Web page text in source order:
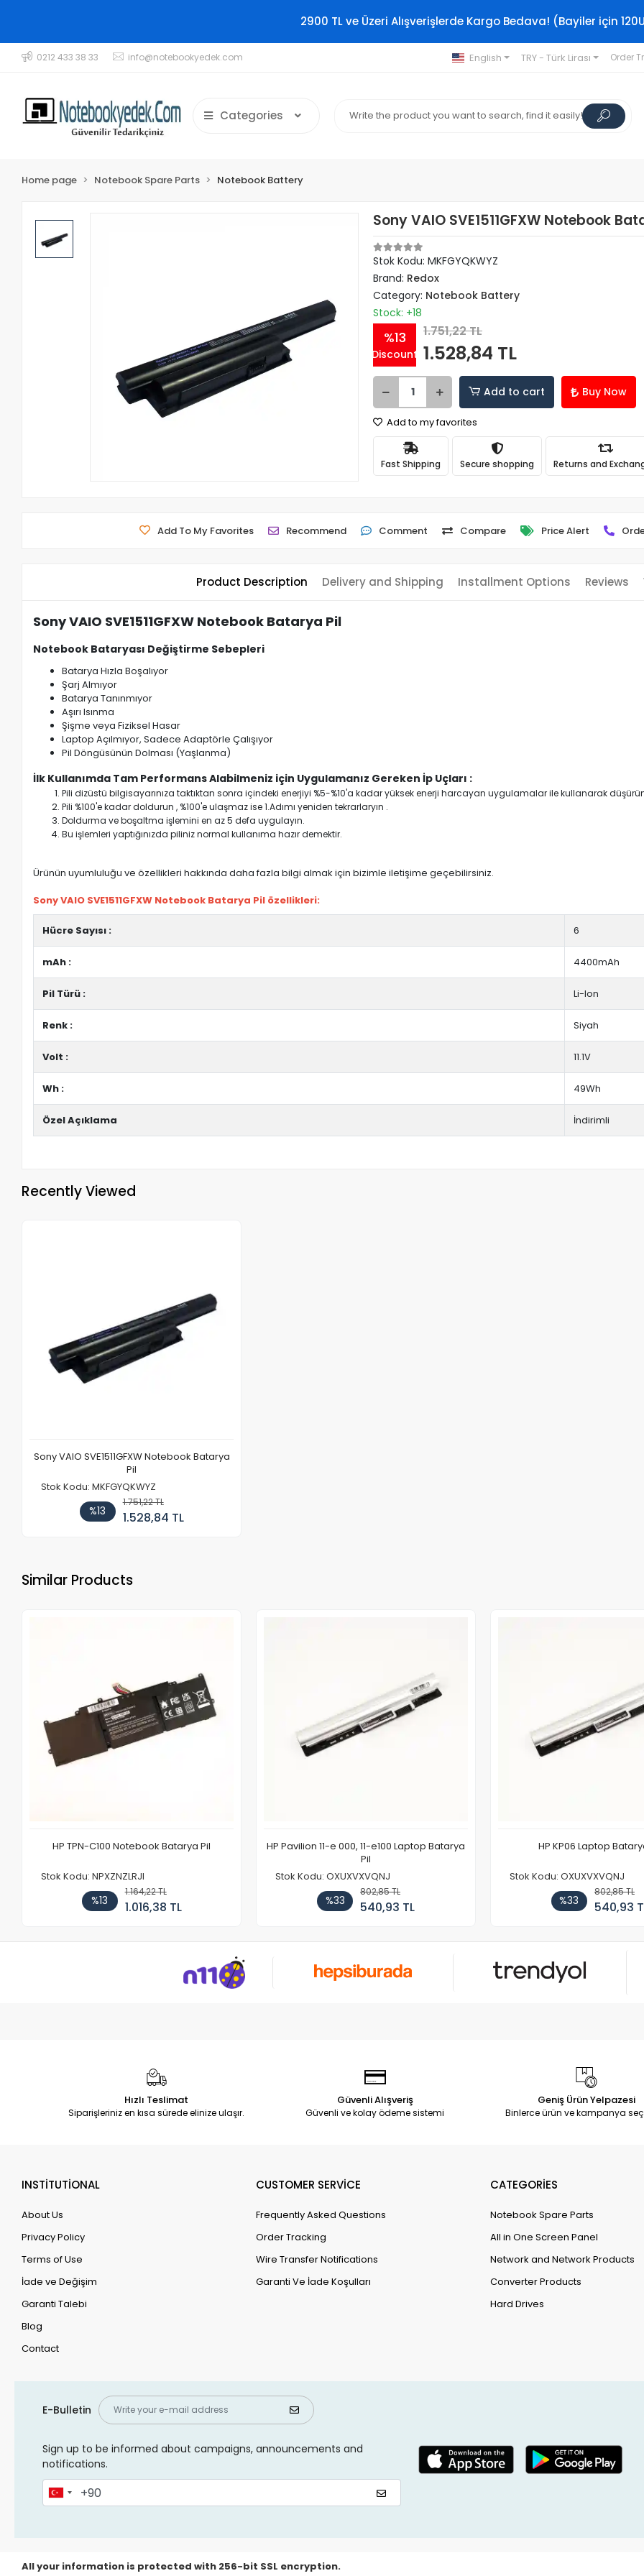
2900 TL ve Üzeri Alışverişlerde Kargo Bedava! (Bayiler için
0212 433 38 33 info@notebookyedek.com English TRY - Türk Lirası Order
Categories
Home page Notebook Spare Parts Notebook Battery
Sony VAIO SVE1511GFXW Notebook
Stok Kodu: MKFGYQKWYZ
Brand: Redox
Category: Notebook Battery
Stock: +18
%13
Discount
1.751,22 TL
1.528,84 TL
Add to cart Buy Now
Add to my favorites
Fast Shipping Secure shopping Returns and
Add To My Favorites Recommend Comment Compare Price Alert
Product Description Delivery and Shipping Installment Options Reviews
Sony VAIO SVE1511GFXW Notebook Batarya Pil
Notebook Bataryası Değiştirme Sebepleri
Batarya Hızla Boşalıyor
Şarj Almıyor
Batarya Tanınmıyor
Aşırı Isınma
Şişme veya Fiziksel Hasar
Laptop Açılmıyor, Sadece Adaptörle Çalışıyor
Pil Döngüsünün Dolması (Yaşlanma)
İlk Kullanımda Tam Performans Alabilmeniz için Uygulamanız Gereken İp Uçları :
Pili dizüstü bilgisayarınıza taktıktan sonra içindeki enerjiyi %5-%10'a kadar yüksek enerji harcayan uygulamalar ile kullanarak
Pili %100'e kadar doldurun , %100'e ulaşmaz ise 1.Adımı yeniden tekrarlaryın .
Doldurma ve boşaltma işlemini en az 5 defa uygulayın.
Bu işlemleri yaptığınızda piliniz normal kullanıma hazır demektir.
Ürünün uyumluluğu ve özellikleri hakkında daha fazla bilgi almak için bizimle iletişime geçebilirsiniz.
Sony VAIO SVE1511GFXW Notebook Batarya Pil özellikleri:
Hücre Sayısı : 6
mAh : 4400mAh
Pil Türü : Li-Ion
Renk : Siyah
Volt : 11.1V
Wh : 49Wh
Özel Açıklama İndirimli
Recently Viewed
Sony VAIO SVE1511GFXW Notebook Batarya
Pil
Stok Kodu: MKFGYQKWYZ
%13
1.751,22 TL
1.528,84 TL
Similar Products
HP TPN-C100 Notebook Batarya Pil
Stok Kodu: NPXZNZLRJI
%13
1.164,22 TL
1.016,38 TL
HP Pavilion 11-e 000, 11-e100 Laptop Batarya
Pil
Stok Kodu: OXUXVXVQNJ
%33
802,85 TL
540,93 TL
HP KP06 Laptop
Stok Kodu: OXUXVXVQNJ
%33
802,85 TL
540,93
Hızlı Teslimat
Siparişleriniz en kısa sürede elinize ulaşır.
Güvenli Alışveriş
Güvenli ve kolay ödeme sistemi
Geniş Ürün Yelpazesi
Binlerce ürün ve kampanya
INSTİTUTİONAL
About Us
Privacy Policy
Terms of Use
İade ve Değişim
Garanti Talebi
Blog
Contact
CUSTOMER SERVİCE
Frequently Asked Questions
Order Tracking
Wire Transfer Notifications
Garanti Ve İade Koşulları
CATEGORİES
Notebook Spare Parts
All in One Screen Panel
Network and Network Products
Converter Products
Hard Drives
E-Bulletin
Sign up to be informed about campaigns, announcements and
notifications.
All your information is protected with 256-bit SSL encryption.